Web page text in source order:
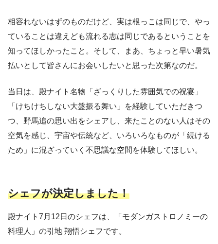
相容れないはずのものだけど、実は根っこは同じで、やっ
ていることは違えども流れる志は同じであるということを
知ってほしかったこと。そして、まあ、ちょっと早い暑気
払いとして皆さんにお会いしたいと思った次第なのだ。
当日は、殿ナイト名物「ざっくりした雰囲気での祝宴」
「けちけちしない大盤振る舞い」を経験していただきつ
つ、野馬追の思い出をシェアし、来たことのない人はその
空気を感じ、宇宙や伝統など、いろいろなものが「続ける
ため」に混ざっていく不思議な空間を体験してほしい。
シェフが決定しました！
殿ナイト7月12日のシェフは、「モダンガストロノミーの
料理人」の引地 翔悟シェフです。